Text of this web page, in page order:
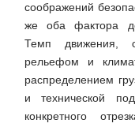
соображений
же оба фактора
Темп движения,
рельефом и
распределением
и технической
конкретного